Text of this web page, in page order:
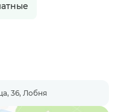
36, Лобня